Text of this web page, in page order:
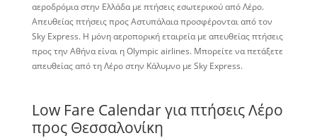
αεροδρόμια στην Ελλάδα με πτήσεις εσωτερικού από Λέρο.
Απευθείας πτήσεις προς Αστυπάλαια προσφέρονται από τον
Sky Express. Η μόνη αεροπορική εταιρεία με απευθείας πτήσεις
προς την Αθήνα είναι η Olympic airlines. Μπορείτε να πετάξετε
απευθείας από τη Λέρο στην Κάλυμνο με Sky Express.
Low Fare Calendar για πτήσεις Λέρο
προς Θεσσαλονίκη